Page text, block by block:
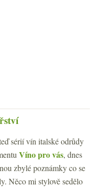
sérií vín italské odrůdy
Víno pro vás, dnes
zbylé poznámky co se
Něco mi stylově sedělo